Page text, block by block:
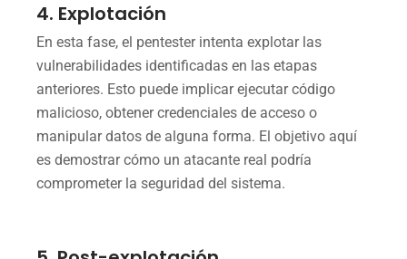
4. Explotación
En esta fase, el pentester intenta explotar las
vulnerabilidades identificadas en las etapas
anteriores. Esto puede implicar ejecutar código
malicioso, obtener credenciales de acceso o
manipular datos de alguna forma. El objetivo aquí
es demostrar cómo un atacante real podría
comprometer la seguridad del sistema.